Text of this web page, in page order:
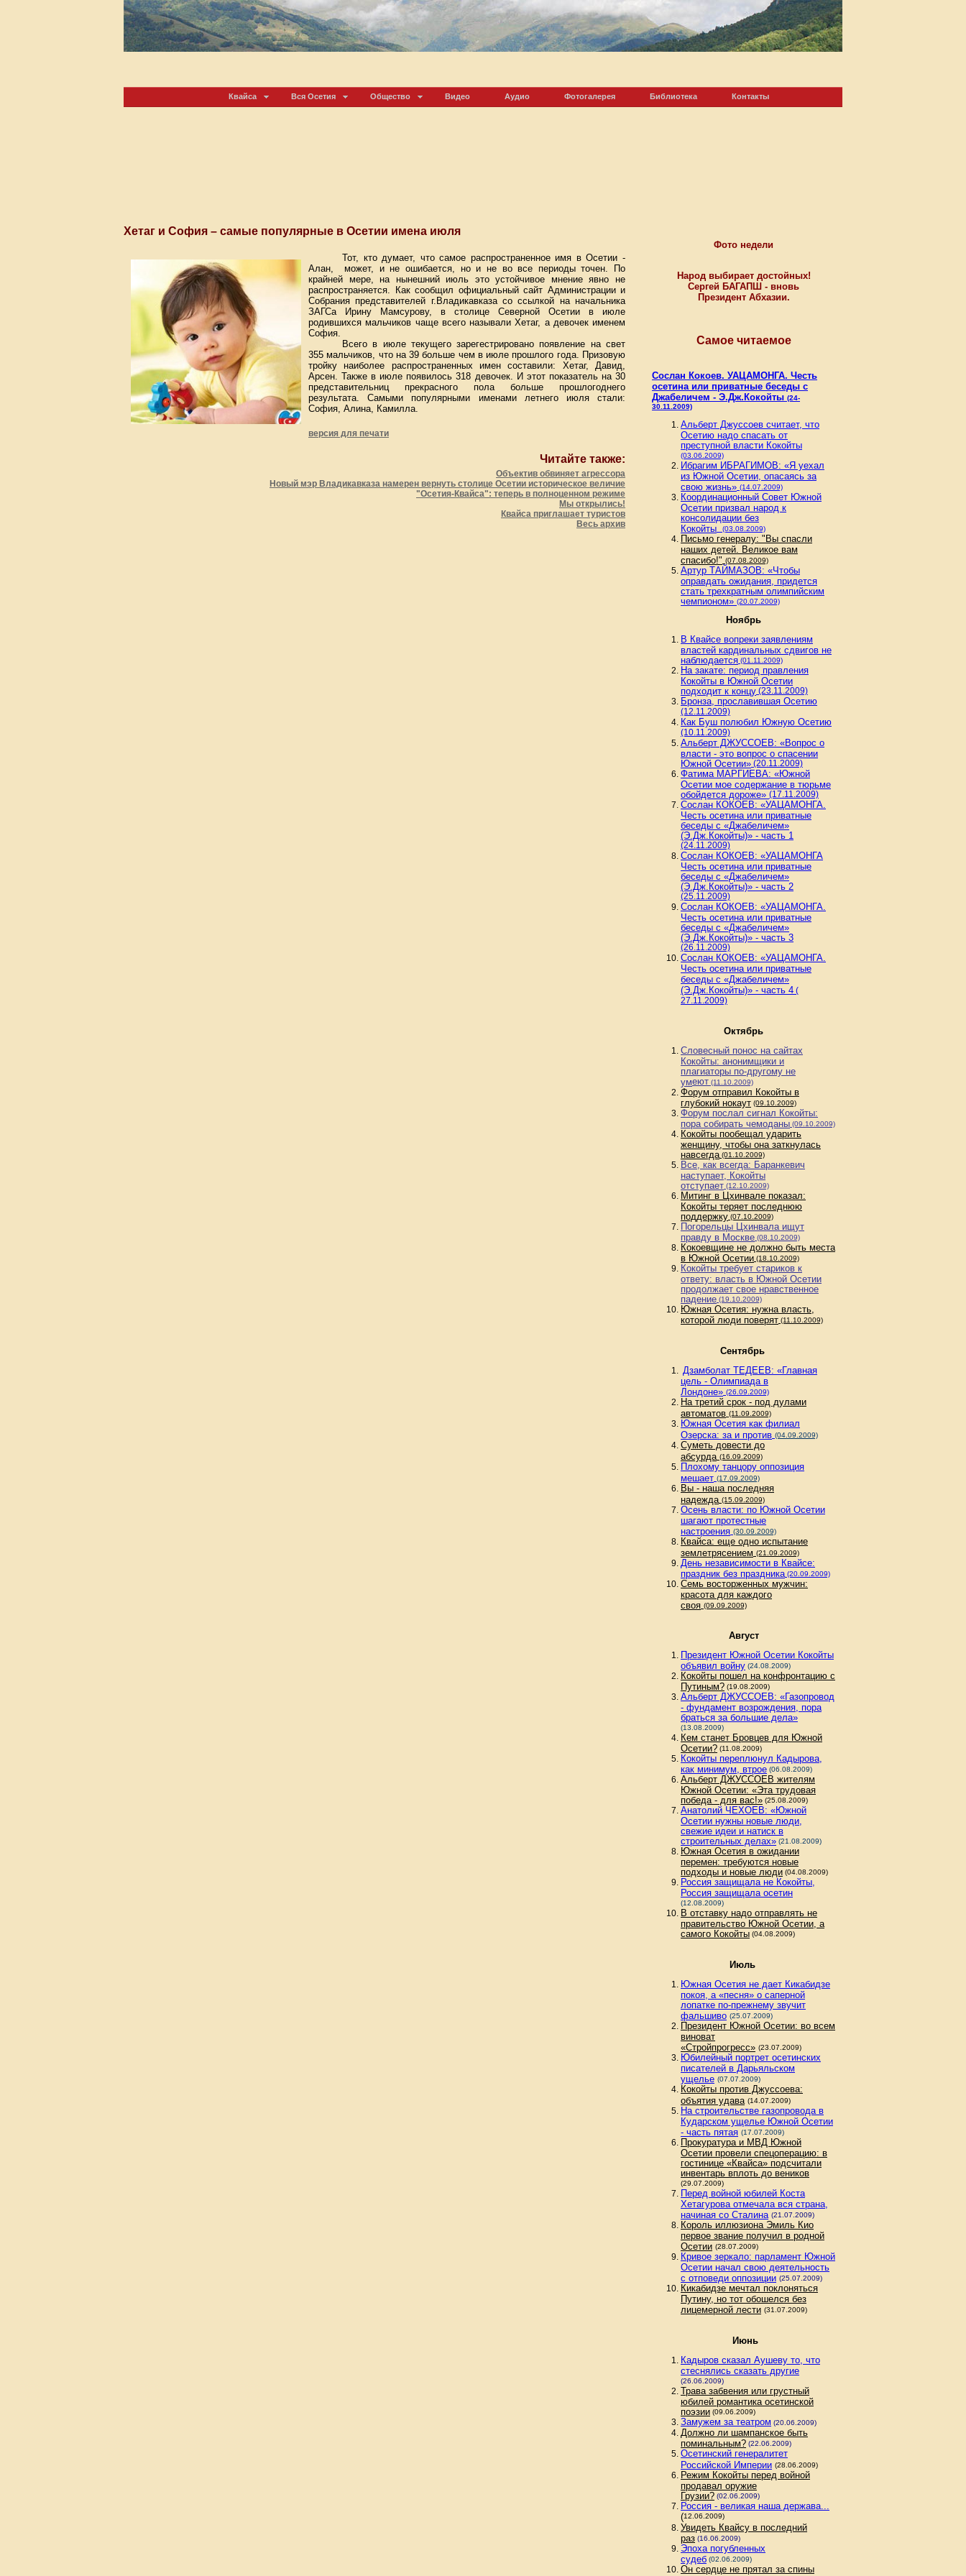
Квайса Вся Осетия Общество Видео Аудио Фотогалерея Библиотека Контакты
Хетаг и София – самые популярные в Осетии имена июля
Тот, кто думает, что самое распространенное имя в Осетии -
Алан,
может, и не ошибается, но и не во все периоды точен. По
крайней мере, на нынешний июль это устойчивое мнение явно не
распространяется. Как сообщил официальный сайт Администрации и
Собрания представителей г.Владикавказа со ссылкой на начальника
ЗАГСа Ирину Мамсурову, в столице Северной Осетии в июле
родившихся мальчиков чаще всего называли Хетаг, а девочек именем
София.
Всего в июле текущего зарегестрировано появление на свет
355 мальчиков, что на 39 больше чем в июле прошлого года. Призовую
тройку наиболее распространенных имен составили: Хетаг, Давид,
Арсен. Также в июле появилось 318 девочек. И этот показатель на 30
представительниц прекрасного пола больше прошлогоднего
результата. Самыми популярными именами летнего июля стали:
София, Алина, Камилла.
версия для печати
Читайте также:
Объектив обвиняет агрессора
Новый мэр Владикавказа намерен вернуть столице Осетии историческое величие
"Осетия-Квайса": теперь в полноценном режиме
Мы открылись!
Квайса приглашает туристов
Весь архив
Фото недели
Народ выбирает достойных!
Сергей БАГАПШ - вновь
Президент Абхазии.
Самое читаемое
Сослан Кокоев. УАЦАМОНГА. Честь
осетина или приватные беседы с
Джабеличем - Э.Дж.Кокойты (24-
30.11.2009)
Альберт Джуссоев считает, что
Осетию надо спасать от
преступной власти Кокойты
(03.06.2009)
Ибрагим ИБРАГИМОВ: «Я уехал
из Южной Осетии, опасаясь за
свою жизнь» (14.07.2009)
Координационный Совет Южной
Осетии призвал народ к
консолидации без
Кокойты
(03.08.2009)
Письмо генералу: "Вы спасли
наших детей. Великое вам
спасибо!" (07.08.2009)
Артур ТАЙМАЗОВ: «Чтобы
оправдать ожидания, придется
стать трехкратным олимпийским
чемпионом» (20.07.2009)
Ноябрь
В Квайсе вопреки заявлениям
властей кардинальных сдвигов не
наблюдается (01.11.2009)
На закате: период правления
Кокойты в Южной Осетии
подходит к концу (23.11.2009)
Бронза, прославившая Осетию
(12.11.2009)
Как Буш полюбил Южную Осетию
(10.11.2009)
Альберт ДЖУССОЕВ: «Вопрос о
власти - это вопрос о спасении
Южной Осетии» (20.11.2009)
Фатима МАРГИЕВА: «Южной
Осетии мое содержание в тюрьме
обойдется дороже» (17.11.2009)
Сослан КОКОЕВ: «УАЦАМОНГА.
Честь осетина или приватные
беседы с «Джабеличем»
(Э.Дж.Кокойты)» - часть 1
(24.11.2009)
Сослан КОКОЕВ: «УАЦАМОНГА
Честь осетина или приватные
беседы с «Джабеличем»
(Э.Дж.Кокойты)» - часть 2
(25.11.2009)
Сослан КОКОЕВ: «УАЦАМОНГА.
Честь осетина или приватные
беседы с «Джабеличем»
(Э.Дж.Кокойты)» - часть 3
(26.11.2009)
Сослан КОКОЕВ: «УАЦАМОНГА.
Честь осетина или приватные
беседы с «Джабеличем»
(Э.Дж.Кокойты)» - часть 4 (
27.11.2009)
Октябрь
Словесный понос на сайтах
Кокойты: анонимщики и
плагиаторы по-другому не
умеют (11.10.2009)
Форум отправил Кокойты в
глубокий нокаут (09.10.2009)
Форум послал сигнал Кокойты:
пора собирать чемоданы (09.10.2009)
Кокойты пообещал ударить
женщину, чтобы она заткнулась
навсегда (01.10.2009)
Все, как всегда: Баранкевич
наступает, Кокойты
отступает (12.10.2009)
Митинг в Цхинвале показал:
Кокойты теряет последнюю
поддержку (07.10.2009)
Погорельцы Цхинвала ищут
правду в Москве (08.10.2009)
Кокоевщине не должно быть места
в Южной Осетии (18.10.2009)
Кокойты требует стариков к
ответу: власть в Южной Осетии
продолжает свое нравственное
падение (19.10.2009)
Южная Осетия: нужна власть,
которой люди поверят (11.10.2009)
Сентябрь
Дзамболат ТЕДЕЕВ: «Главная
цель - Олимпиада в
Лондоне» (26.09.2009)
На третий срок - под дулами
автоматов (11.09.2009)
Южная Осетия как филиал
Озерска: за и против (04.09.2009)
Суметь довести до
абсурда (16.09.2009)
Плохому танцору оппозиция
мешает (17.09.2009)
Вы - наша последняя
надежда (15.09.2009)
Осень власти: по Южной Осетии
шагают протестные
настроения (30.09.2009)
Квайса: еще одно испытание
землетрясением (21.09.2009)
День независимости в Квайсе:
праздник без праздника (20.09.2009)
Семь восторженных мужчин:
красота для каждого
своя (09.09.2009)
Август
Президент Южной Осетии Кокойты
объявил войну (24.08.2009)
Кокойты пошел на конфронтацию с
Путиным? (19.08.2009)
Альберт ДЖУССОЕВ: «Газопровод
- фундамент возрождения, пора
браться за большие дела»
(13.08.2009)
Кем станет Бровцев для Южной
Осетии? (11.08.2009)
Кокойты переплюнул Кадырова,
как минимум, втрое (06.08.2009)
Альберт ДЖУССОЕВ жителям
Южной Осетии: «Эта трудовая
победа - для вас!» (25.08.2009)
Анатолий ЧЕХОЕВ: «Южной
Осетии нужны новые люди,
свежие идеи и натиск в
строительных делах» (21.08.2009)
Южная Осетия в ожидании
перемен: требуются новые
подходы и новые люди (04.08.2009)
Россия защищала не Кокойты,
Россия защищала осетин
(12.08.2009)
В отставку надо отправлять не
правительство Южной Осетии, а
самого Кокойты (04.08.2009)
Июль
Южная Осетия не дает Кикабидзе
покоя, а «песня» о саперной
лопатке по-прежнему звучит
фальшиво (25.07.2009)
Президент Южной Осетии: во всем
виноват
«Стройпрогресс» (23.07.2009)
Юбилейный портрет осетинских
писателей в Дарьяльском
ущелье (07.07.2009)
Кокойты против Джуссоева:
объятия удава (14.07.2009)
На строительстве газопровода в
Кударском ущелье Южной Осетии
- часть пятая (17.07.2009)
Прокуратура и МВД Южной
Осетии провели спецоперацию: в
гостинице «Квайса» подсчитали
инвентарь вплоть до веников
(29.07.2009)
Перед войной юбилей Коста
Хетагурова отмечала вся страна,
начиная со Сталина (21.07.2009)
Король иллюзиона Эмиль Кио
первое звание получил в родной
Осетии (28.07.2009)
Кривое зеркало: парламент Южной
Осетии начал свою деятельность
с отповеди оппозиции (25.07.2009)
Кикабидзе мечтал поклоняться
Путину, но тот обошелся без
лицемерной лести (31.07.2009)
Июнь
Кадыров сказал Аушеву то, что
стеснялись сказать другие
(26.06.2009)
Трава забвения или грустный
юбилей романтика осетинской
поэзии (09.06.2009)
Замужем за театром (20.06.2009)
Должно ли шампанское быть
поминальным? (22.06.2009)
Осетинский генералитет
Российской Империи (28.06.2009)
Режим Кокойты перед войной
продавал оружие
Грузии? (02.06.2009)
Россия - великая наша держава...
(12.06.2009)
Увидеть Квайсу в последний
раз (16.06.2009)
Эпоха погубленных
судеб (02.06.2009)
Он сердце не прятал за спины